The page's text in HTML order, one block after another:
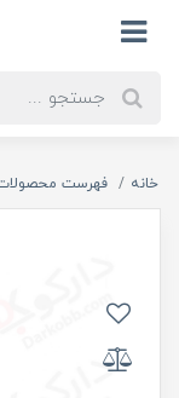
خانه فهرست